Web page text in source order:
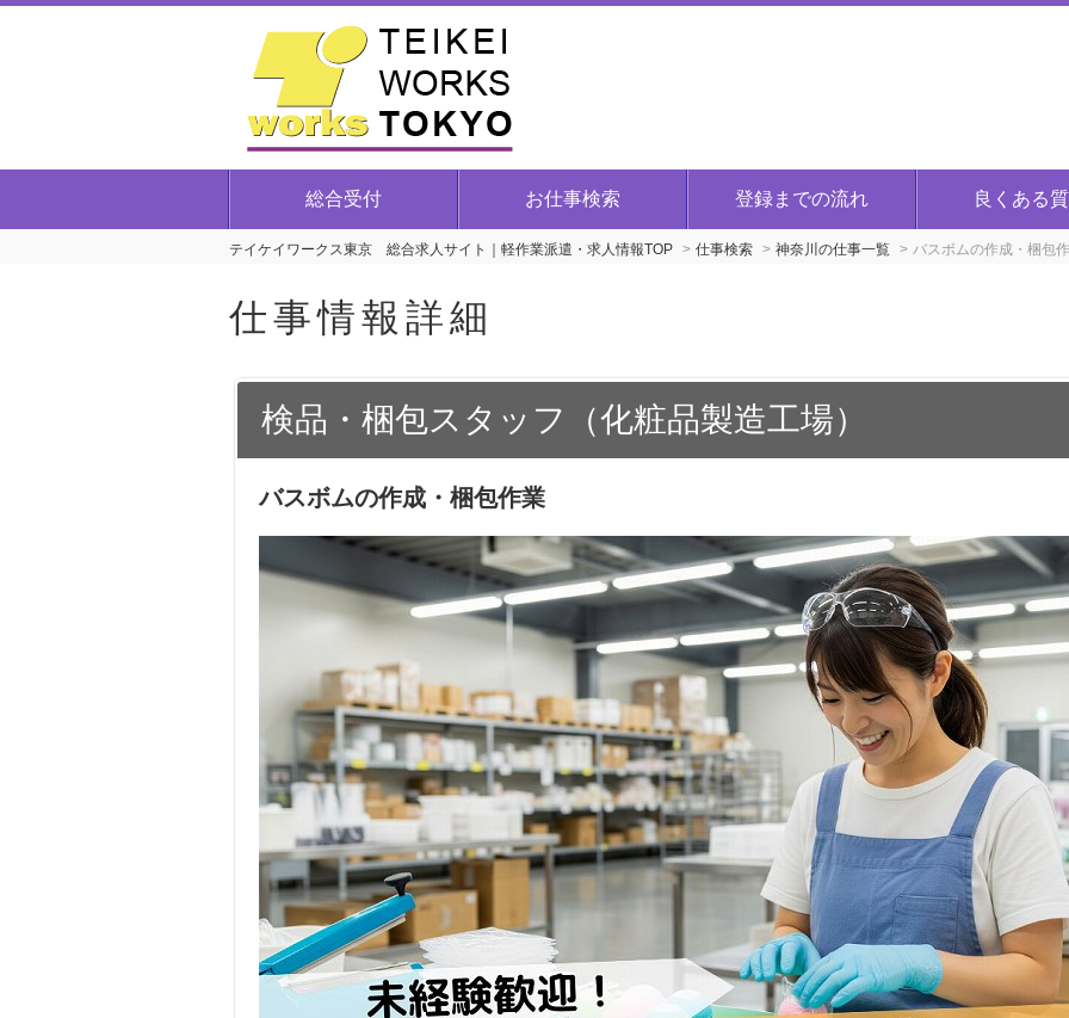
総合受付 お仕事検索 登録までの流れ 良くある
テイケイワークス東京 総合求人サイト｜軽作業派遣・求人情報TOP 仕事検索 神奈川の仕事一覧 バスボムの作成・梱包
仕事情報詳細
検品・梱包スタッフ（化粧品製造工場）
バスボムの作成・梱包作業